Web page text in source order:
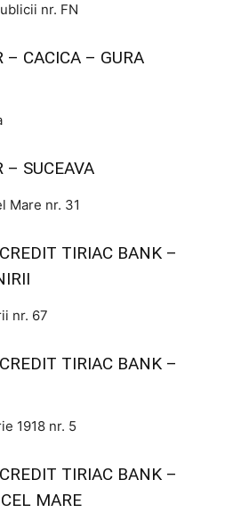
nr. FN
– CACICA – GURA
– SUCEAVA
Mare nr. 31
TIRIAC BANK –
nr. 67
TIRIAC BANK –
1918 nr. 5
TIRIAC BANK –
MARE